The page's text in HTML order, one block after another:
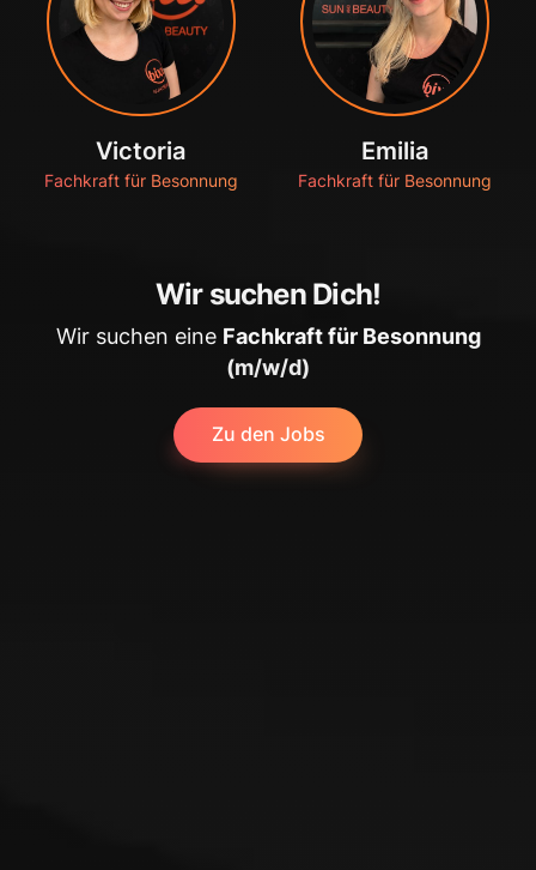
Victoria
Fachkraft für Besonnung
Emilia
Fachkraft für Besonnung
Wir suchen Dich!
Wir suchen eine Fachkraft für Besonnung
(m/w/d)
Zu den Jobs